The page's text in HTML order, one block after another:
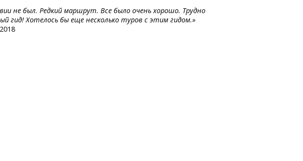
не был. Редкий маршрут. Все было очень хорошо. Трудно
гид! Хотелось бы еще несколько туров с этим гидом.»